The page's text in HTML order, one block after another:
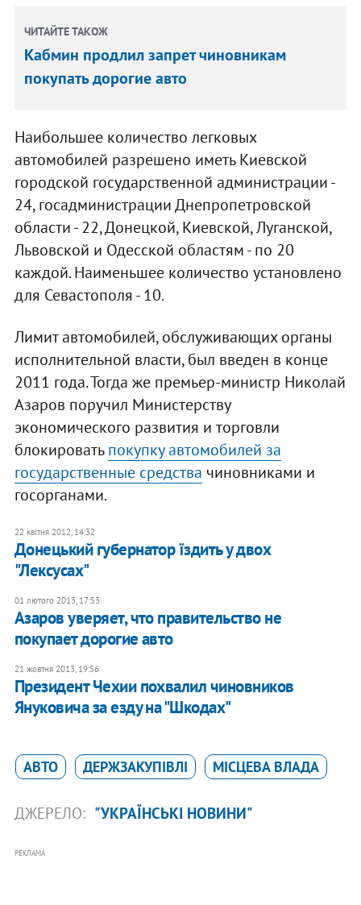
ЧИТАЙТЕ ТАКОЖ
Кабмин продлил запрет чиновникам
покупать дорогие авто
Наибольшее количество легковых
автомобилей разрешено иметь Киевской
городской государственной администрации -
24, госадминистрации Днепропетровской
области - 22, Донецкой, Киевской, Луганской,
Львовской и Одесской областям - по 20
каждой. Наименьшее количество установлено
для Севастополя - 10.
Лимит автомобилей, обслуживающих органы
исполнительной власти, был введен в конце
2011 года. Тогда же премьер-министр Николай
Азаров поручил Министерству
экономического развития и торговли
блокироватьпокупку автомобилей за
государственные средства чиновниками и
госорганами.
22 квітня 2012, 14:32
Донецький губернатор їздить у двох
"Лексусах"
01 лютого 2013, 17:53
Азаров уверяет, что правительство не
покупает дорогие авто
21 жовтня 2013, 19:56
Президент Чехии похвалил чиновников
Януковича за езду на "Шкодах"
АВТО ДЕРЖЗАКУПІВЛІ МІСЦЕВА ВЛАДА
ДЖЕРЕЛО: "УКРАЇНСЬКІ НОВИНИ"
РЕКЛАМА